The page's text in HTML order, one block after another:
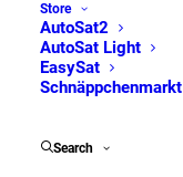
Store
AutoSat2
AutoSat Light
EasySat
Schnäppchenmarkt
Search